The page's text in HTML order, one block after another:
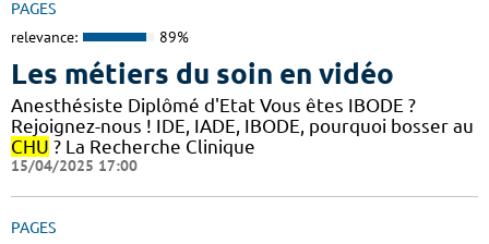
PAGES
relevance: 89%
Les métiers du soin en vidéo
Anesthésiste Diplômé d'Etat Vous êtes IBODE ?
Rejoignez-nous ! IDE, IADE, IBODE, pourquoi bosser au
CHU ? La Recherche Clinique
15/04/2025 17:00
PAGES